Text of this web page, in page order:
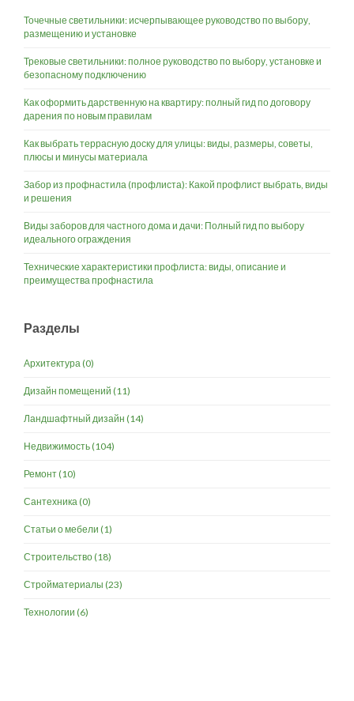
Точечные светильники: исчерпывающее руководство по выбору,
размещению и установке
Трековые светильники: полное руководство по выбору, установке и
безопасному подключению
Как оформить дарственную на квартиру: полный гид по договору
дарения по новым правилам
Как выбрать террасную доску для улицы: виды, размеры, советы,
плюсы и минусы материала
Забор из профнастила (профлиста): Какой профлист выбрать, виды
и решения
Виды заборов для частного дома и дачи: Полный гид по выбору
идеального ограждения
Технические характеристики профлиста: виды, описание и
преимущества профнастила
Разделы
Архитектура(0)
Дизайн помещений (11)
Ландшафтный дизайн (14)
Недвижимость(104)
Ремонт(10)
Сантехника(0)
Статьи о мебели (1)
Строительство(18)
Стройматериалы (23)
Технологии (6)